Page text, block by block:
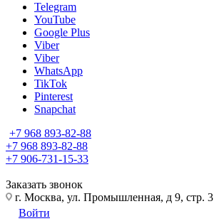
Telegram
YouTube
Google Plus
Viber
Viber
WhatsApp
TikTok
Pinterest
Snapchat
+7 968 893-82-88
+7 968 893-82-88
+7 906-731-15-33
Заказать звонок
г. Москва, ул. Промышленная, д 9, стр. 3
Войти